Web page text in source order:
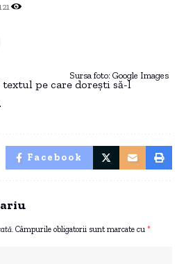
Sursa foto: Google Images
pe care dorești să-l
Facebook
Câmpurile obligatorii sunt marcate cu *